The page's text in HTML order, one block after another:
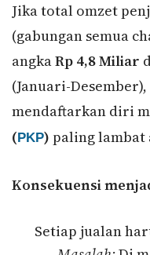
Jika total omzet
(gabungan semua
angkaRp 4,8 Miliar
(Januari-
mendaftarkan diri
( PKP) paling
Konsekuensi
Setiap jualan